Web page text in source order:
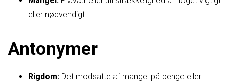
eller nødvendigt.
Antonymer
Rigdom: Det modsatte af mangel på penge eller